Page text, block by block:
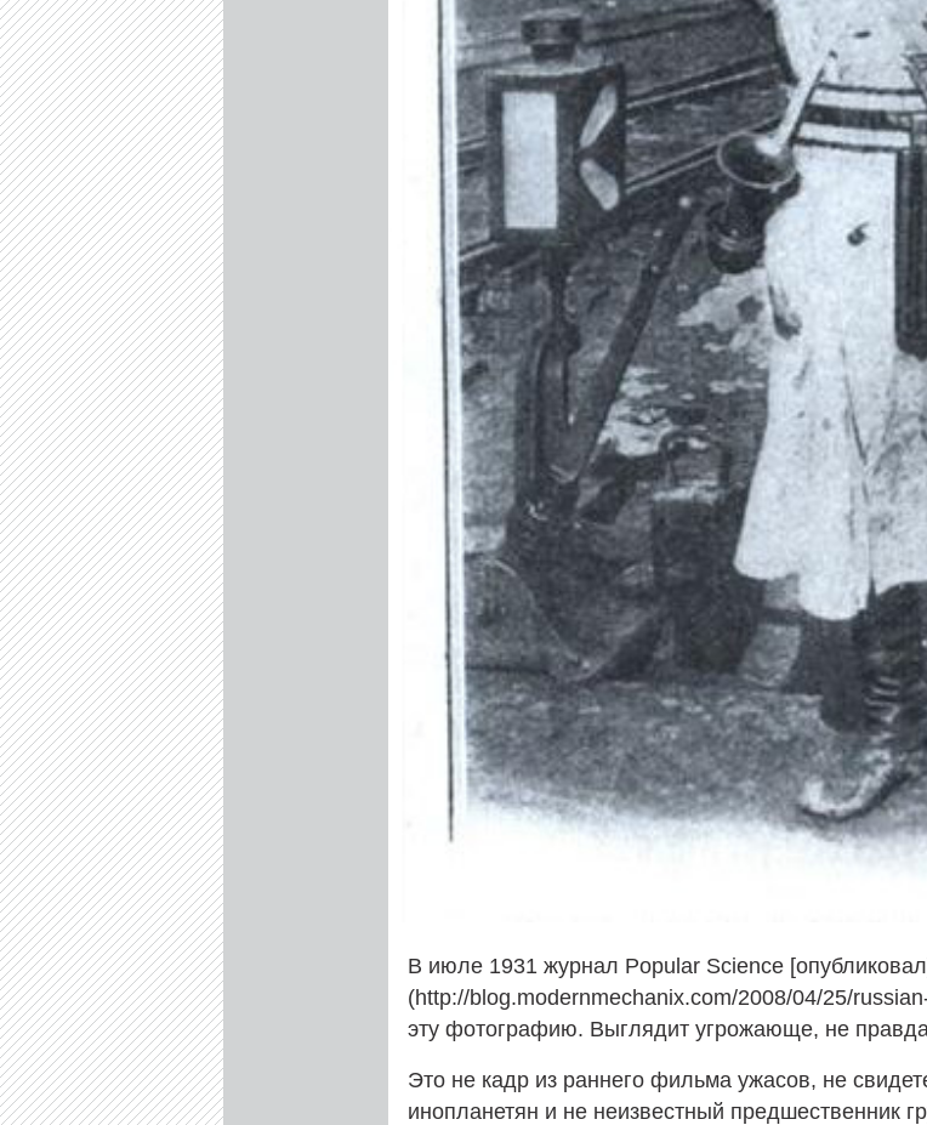
В июле 1931 журнал Popular Science
(http://blog.modernmechanix.com/2008/04/25/
эту фотографию. Выглядит угрожающе, не
Это не кадр из раннего фильма ужасов, не
инопланетян и не неизвестный предшественник